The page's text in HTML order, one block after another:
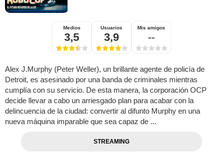
Medios
3,5
Usuarios
3,9
Mis amigos
--
Alex J.Murphy (Peter Weller), un brillante agente de policía de
Detroit, es asesinado por una banda de criminales mientras
cumplía con su servicio. De esta manera, la corporación OCP
decide llevar a cabo un arriesgado plan para acabar con la
delincuencia de la ciudad: convertir al difunto Murphy en una
nueva máquina imparable que sea capaz de ...
STREAMING